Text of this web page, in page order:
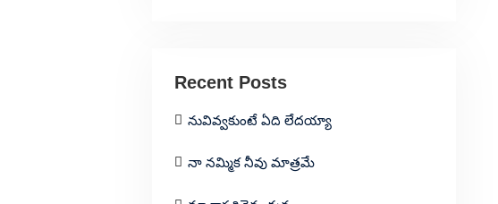
Recent Posts
నువివ్వకుంటే ఏది లేదయ్యా
నా నమ్మిక నీవు మాత్రమే